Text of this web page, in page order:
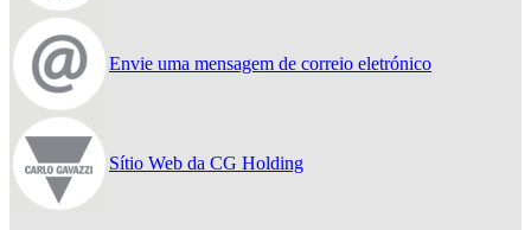
Envie uma mensagem de correio eletrónico
Sítio Web da CG Holding